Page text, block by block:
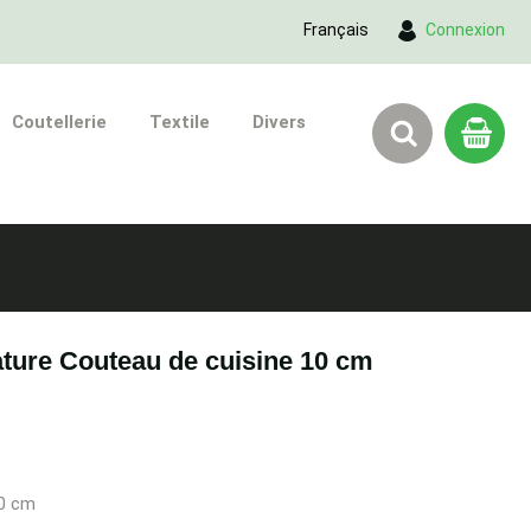
Français Connexion
Coutellerie Textile Divers
Couteau de cuisine 10 cm
cm